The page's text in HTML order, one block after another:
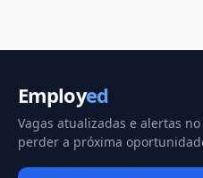
Employed
Vagas atualizadas e alertas
perder a próxima